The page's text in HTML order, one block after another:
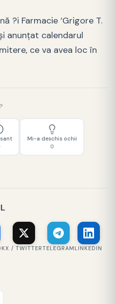
?i Farmacie ‘Grigore T.
anunţat calendarul
ce va avea loc în
Mi-a deschis ochii
0
X / TWITTERTELEGRAMLINKEDIN